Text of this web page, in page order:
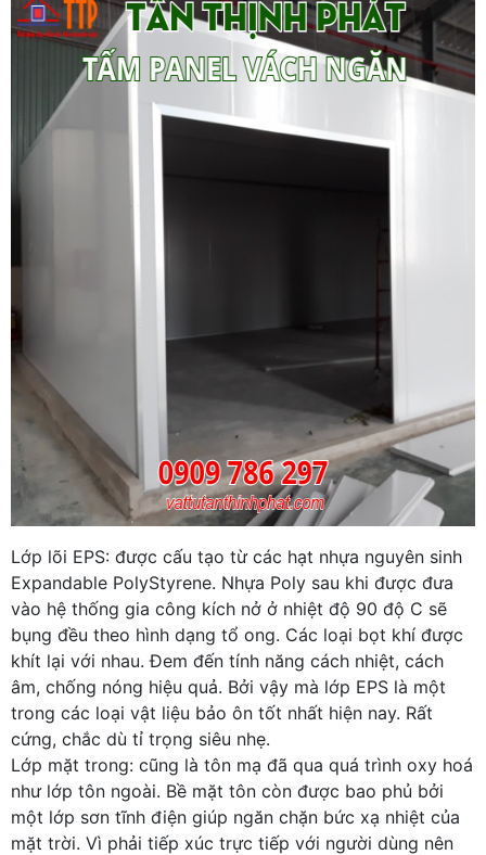
Lớp lõi EPS: được cấu tạo từ các hạt nhựa nguyên sinh
Expandable PolyStyrene. Nhựa Poly sau khi được đưa
vào hệ thống gia công kích nở ở nhiệt độ 90 độ C sẽ
bụng đều theo hình dạng tổ ong. Các loại bọt khí được
khít lại với nhau. Đem đến tính năng cách nhiệt, cách
âm, chống nóng hiệu quả. Bởi vậy mà lớp EPS là một
trong các loại vật liệu bảo ôn tốt nhất hiện nay. Rất
cứng, chắc dù tỉ trọng siêu nhẹ.
Lớp mặt trong: cũng là tôn mạ đã qua quá trình oxy hoá
như lớp tôn ngoài. Bề mặt tôn còn được bao phủ bởi
một lớp sơn tĩnh điện giúp ngăn chặn bức xạ nhiệt của
mặt trời. Vì phải tiếp xúc trực tiếp với người dùng nên